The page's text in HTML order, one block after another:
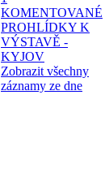
KOMENTOVANÉ
PROHLÍDKY K
VÝSTAVĚ -
KYJOV
Zobrazit všechny
záznamy ze dne